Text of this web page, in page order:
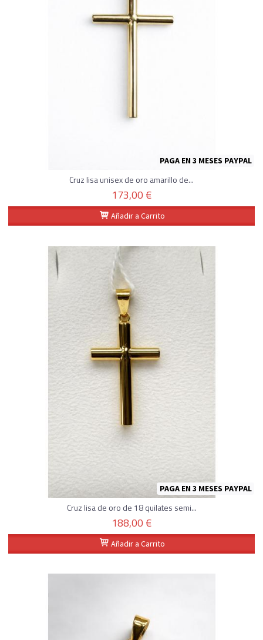
PAGA EN 3 MESES PAYPAL
Cruz lisa unisex de oro amarillo de...
173,00 €
Añadir a Carrito
PAGA EN 3 MESES PAYPAL
Cruz lisa de oro de 18 quilates semi...
188,00 €
Añadir a Carrito